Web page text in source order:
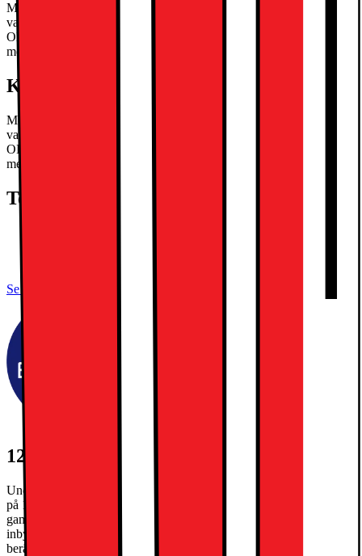
Med iPad Pro 13" kan du enkelt släppa lös din kreativa talang, tack
vare den kraftfulla Apple M5-processorn, Ultra Retina XDR
OLED-skärm med ProMotion och en 12 megapixels bakre kamera
med ProRes-stöd.
Kort om produkten
Med iPad Pro 13" kan du enkelt släppa lös din kreativa talang, tack
vare den kraftfulla Apple M5-processorn, Ultra Retina XDR
OLED-skärm med ProMotion och en 12 megapixels bakre kamera
med ProRes-stöd.
Teknisk specifikation
Se alla specifikationer
1250:- EXTRA INBYTESRABATT
Under kampanjperioden 27/7-30/8/2026 får du extra inbytesrabatt
på 1250kr när du byter in din gamla iPad och köper en ny. Din
gamla iPad måste ha ett inbytesvärde på minst 300kr. Gäller max en
inbytesrabatt per köp. Slutgiltigt inbytesvärde på din gamla telefon
beräknas i butik.